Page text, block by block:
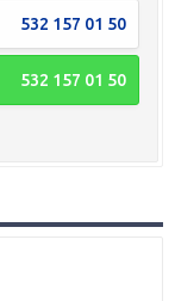
532 157 01 50
532 157 01 50